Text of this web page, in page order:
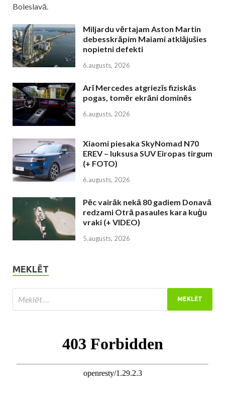
Boleslavā.
Miljardu vērtajam Aston Martin
debesskrāpim Maiami atklājušies
nopietni defekti
6.augusts, 2026
Arī Mercedes atgriezīs fiziskās
pogas, tomēr ekrāni dominēs
6.augusts, 2026
Xiaomi piesaka SkyNomad N70
EREV – luksusa SUV Eiropas tirgum
(+ FOTO)
6.augusts, 2026
Pēc vairāk nekā 80 gadiem Donavā
redzami Otrā pasaules kara kuģu
vraki (+ VIDEO)
5.augusts, 2026
MEKLĒT